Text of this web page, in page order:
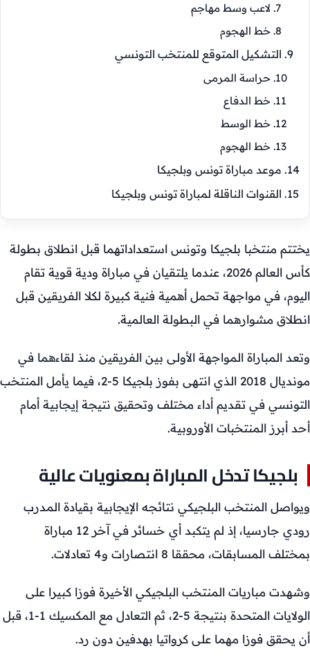
لاعب وسط مهاجم
خط الهجوم
التشكيل المتوقع للمنتخب التونسي
حراسة المرمى
خط الدفاع
خط الوسط
خط الهجوم
موعد مباراة تونس وبلجيكا
القنوات الناقلة لمباراة تونس وبلجيكا
يختتم منتخبا بلجيكا وتونس استعداداتهما قبل انطلاق بطولة
كأس العالم 2026، عندما يلتقيان في مباراة ودية قوية تقام
اليوم، في مواجهة تحمل أهمية فنية كبيرة لكلا الفريقين قبل
انطلاق مشوارهما في البطولة العالمية.
وتعد المباراة المواجهة الأولى بين الفريقين منذ لقاءهما في
مونديال 2018 الذي انتهى بفوز بلجيكا 5-2، فيما يأمل المنتخب
التونسي في تقديم أداء مختلف وتحقيق نتيجة إيجابية أمام
أحد أبرز المنتخبات الأوروبية.
بلجيكا تدخل المباراة بمعنويات عالية
ويواصل المنتخب البلجيكي نتائجه الإيجابية بقيادة المدرب
رودي جارسيا، إذ لم يتكبد أي خسائر في آخر 12 مباراة
بمختلف المسابقات، محققا 8 انتصارات و4 تعادلات.
وشهدت مباريات المنتخب البلجيكي الأخيرة فوزا كبيرا على
الولايات المتحدة بنتيجة 5-2، ثم التعادل مع المكسيك 1-1، قبل
أن يحقق فوزا مهما على كرواتيا بهدفين دون رد.